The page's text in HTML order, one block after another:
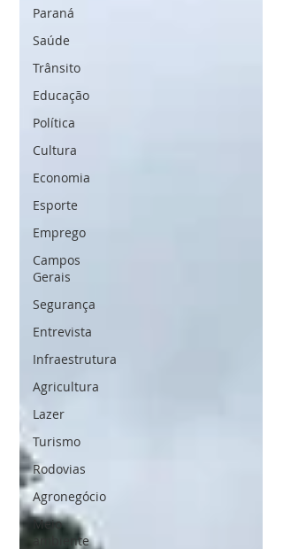
Paraná
Saúde
Trânsito
Educação
Política
Cultura
Economia
Esporte
Emprego
Campos
Gerais
Segurança
Entrevista
Infraestrutura
Agricultura
Lazer
Turismo
Rodovias
Agronegócio
Meio
ambiente